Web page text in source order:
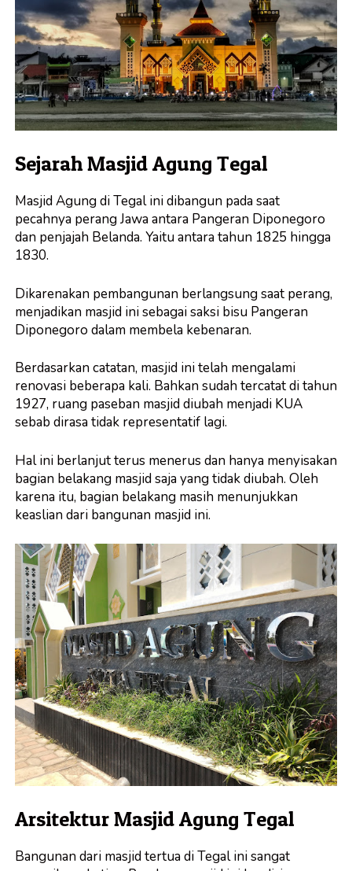
Sejarah Masjid Agung Tegal
Masjid Agung di Tegal ini dibangun pada saat
pecahnya perang Jawa antara Pangeran Diponegoro
dan penjajah Belanda. Yaitu antara tahun 1825 hingga
1830.
Dikarenakan pembangunan berlangsung saat perang,
menjadikan masjid ini sebagai saksi bisu Pangeran
Diponegoro dalam membela kebenaran.
Berdasarkan catatan, masjid ini telah mengalami
renovasi beberapa kali. Bahkan sudah tercatat di tahun
1927, ruang paseban masjid diubah menjadi KUA
sebab dirasa tidak representatif lagi.
Hal ini berlanjut terus menerus dan hanya menyisakan
bagian belakang masjid saja yang tidak diubah. Oleh
karena itu, bagian belakang masih menunjukkan
keaslian dari bangunan masjid ini.
Arsitektur Masjid Agung Tegal
Bangunan dari masjid tertua di Tegal ini sangat